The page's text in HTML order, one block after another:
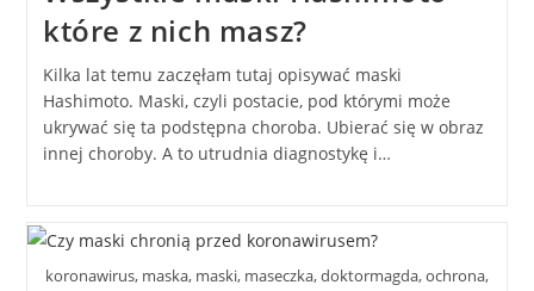
które z nich masz?
Kilka lat temu zaczęłam tutaj opisywać maski
Hashimoto. Maski, czyli postacie, pod którymi może
ukrywać się ta podstępna choroba. Ubierać się w obraz
innej choroby. A to utrudnia diagnostykę i…
koronawirus, maska, maski, maseczka, doktormagda, ochrona,